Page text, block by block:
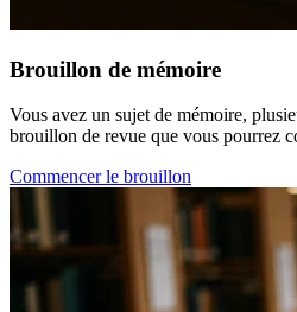
Brouillon de mémoire
Vous avez un sujet de mémoire,
brouillon de revue que vous pourrez
Commencer le brouillon